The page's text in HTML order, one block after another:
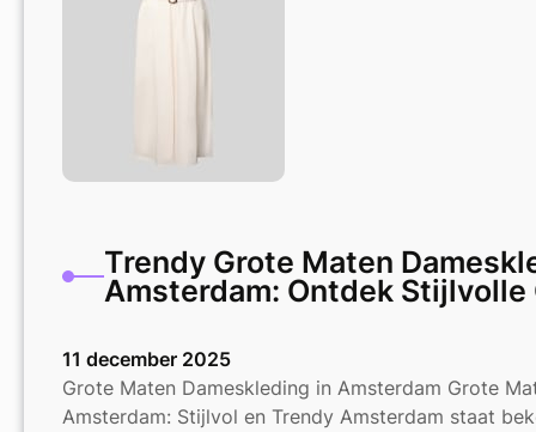
Trendy Grote Maten
Amsterdam: Ontdek Stijlvolle
11 december 2025
Grote Maten Dameskleding in Amsterdam Grote
Amsterdam: Stijlvol en Trendy Amsterdam staat